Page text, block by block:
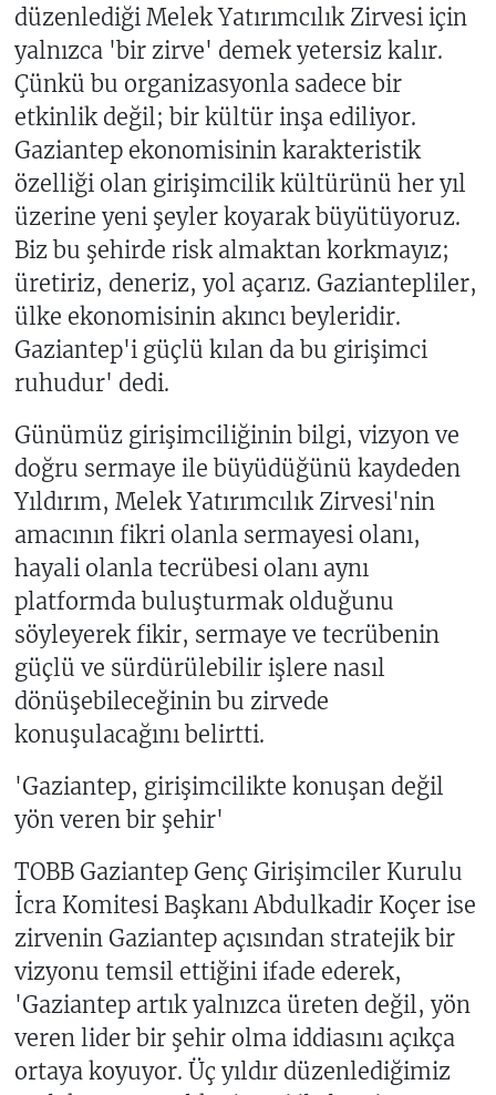
düzenlediği Melek Yatırımcılık Zirvesi için
yalnızca 'bir zirve' demek yetersiz kalır.
Çünkü bu organizasyonla sadece bir
etkinlik değil; bir kültür inşa ediliyor.
Gaziantep ekonomisinin karakteristik
özelliği olan girişimcilik kültürünü her yıl
üzerine yeni şeyler koyarak büyütüyoruz.
Biz bu şehirde risk almaktan korkmayız;
üretiriz, deneriz, yol açarız. Gaziantepliler,
ülke ekonomisinin akıncı beyleridir.
Gaziantep'i güçlü kılan da bu girişimci
ruhudur' dedi.
Günümüz girişimciliğinin bilgi, vizyon ve
doğru sermaye ile büyüdüğünü kaydeden
Yıldırım, Melek Yatırımcılık Zirvesi'nin
amacının fikri olanla sermayesi olanı,
hayali olanla tecrübesi olanı aynı
platformda buluşturmak olduğunu
söyleyerek fikir, sermaye ve tecrübenin
güçlü ve sürdürülebilir işlere nasıl
dönüşebileceğinin bu zirvede
konuşulacağını belirtti.
'Gaziantep, girişimcilikte konuşan değil
yön veren bir şehir'
TOBB Gaziantep Genç Girişimciler Kurulu
İcra Komitesi Başkanı Abdulkadir Koçer ise
zirvenin Gaziantep açısından stratejik bir
vizyonu temsil ettiğini ifade ederek,
'Gaziantep artık yalnızca üreten değil, yön
veren lider bir şehir olma iddiasını açıkça
ortaya koyuyor. Üç yıldır düzenlediğimiz